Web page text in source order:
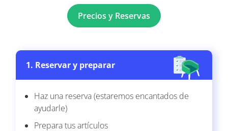
Precios y Reservas
1. Reservar y preparar
Haz una reserva (estaremos encantados de
ayudarle)
Prepara tus artículos